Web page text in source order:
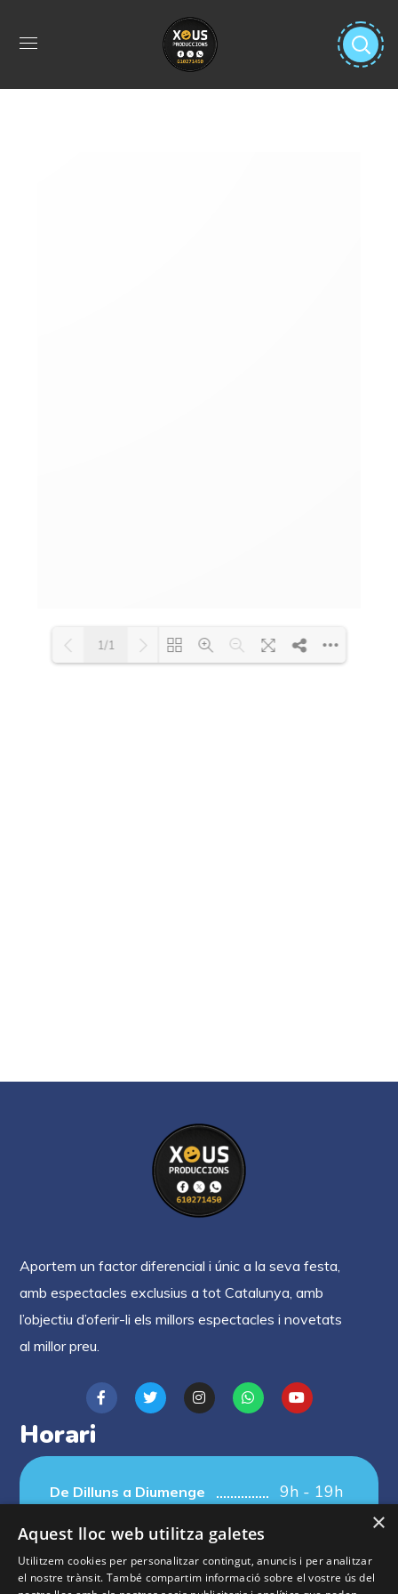
1/1
Aportem un factor diferencial i únic a la seva festa,
amb espectacles exclusius a tot Catalunya, amb
l’objectiu d’oferir-li els millors espectacles i novetats
al millor preu.
Horari
De Dilluns a Diumenge 9h - 19h
×
Aquest lloc web utilitza galetes
Utilitzem cookies per personalitzar contingut, anuncis i per analitzar
el nostre trànsit. També compartim informació sobre el vostre ús del